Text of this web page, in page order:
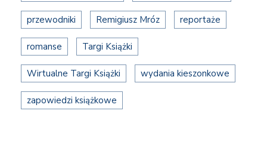
przewodniki Remigiusz Mróz reportaże
romanse Targi Książki
Wirtualne Targi Książki wydania kieszonkowe
zapowiedzi książkowe